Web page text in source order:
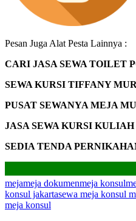
Pesan Juga Alat Pesta Lainnya :
CARI JASA SEWA TOILET
SEWA KURSI TIFFANY
PUSAT SEWANYA MEJA
JASA SEWA KURSI
SEDIA TENDA
mejameja dokumenmeja konsul
konsul jakartasewa meja konsul
meja konsul